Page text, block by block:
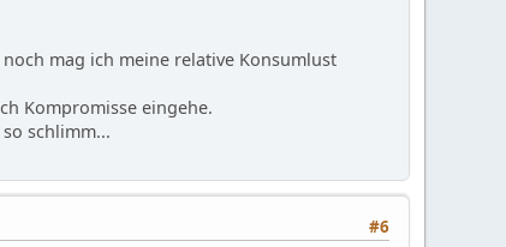
mag ich meine relative Konsumlust
Kompromisse eingehe.
schlimm...
#6